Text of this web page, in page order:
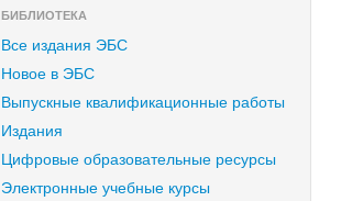
БИБЛИОТЕКА
Все издания ЭБС
Новое в ЭБС
Выпускные квалификационные работы
Издания
Цифровые образовательные ресурсы
Электронные учебные курсы